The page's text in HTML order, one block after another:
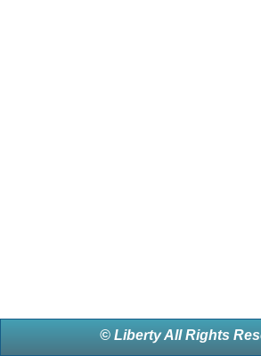
© Liberty All Rights